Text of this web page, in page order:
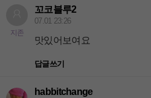
지존
꼬코블루2
07.01 23:26
맛있어보여요
답글쓰기
habbitchange